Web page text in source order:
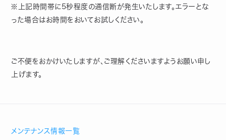
※上記時間帯に5秒程度の通信断が発生いたします。エラーとな
った場合はお時間をおいてお試しください。
ご不便をおかけいたしますが、ご理解くださいますようお願い申し
上げます。
メンテナンス情報一覧